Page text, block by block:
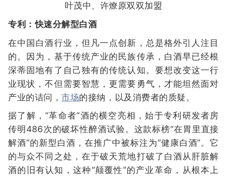
叶茂中、许燎原双双加盟
专利：快速分解型白酒
在中国白酒行业，但凡一点创新，总是格外引人注目
的。因为，基于传统产业的民族传承，白酒早已经根
深蒂固地有了自己独有的传统认知。要想改变这一行
业现状，不但需要智慧，更需要勇气，才能坦然面对
产业的诘问，市场的接纳，以及消费者的质疑。
据了解，“革命者”酒的横空亮相，始于专利研发者房
传明486次的破坏性醉酒试验。这款标榜“在胃里直接
解酒”的新型白酒，在推广中被标注为“健康白酒”。它
的与众不同之处，在于破天荒地打破了白酒从肝脏解
酒的旧有认知，这种“颠覆性”的产业革命，从根本上